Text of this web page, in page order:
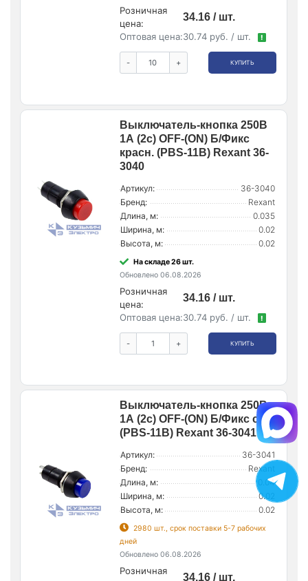
Розничная
цена:
34.16 / шт.
Оптовая цена:30.74 руб. / шт. !
- + КУПИТЬ
Выключатель-кнопка 250В
1А (2с) OFF-(ON) Б/Фикс
красн. (PBS-11В) Rexant 36-
3040
Артикул:
36-3040
Бренд:
Rexant
Длина, м:
0.035
Ширина, м:
0.02
Высота, м:
0.02
На складе 26 шт.
Обновлено 06.08.2026
Розничная
цена:
34.16 / шт.
Оптовая цена:30.74 руб. / шт. !
- + КУПИТЬ
Выключатель-кнопка 250В
1А (2с) OFF-(ON) Б/Фикс син.
(PBS-11В) Rexant 36-3041
Артикул:
36-3041
Бренд:
Rexant
Длина, м:
0.04
Ширина, м:
0.02
Высота, м:
0.02
2980 шт., срок поставки 5-7 рабочих
дней
Обновлено 06.08.2026
Розничная
34.16 / шт.